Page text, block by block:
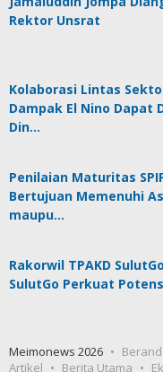
Rektor Unsrat
Kolaborasi Lintas
Dampak El Nino Dapat
Din…
Penilaian Maturitas
Bertujuan Memenuhi
maupu…
Rakorwil TPAKD
SulutGo Perkuat
Meimonews 2026
Artikel
Berita Utama